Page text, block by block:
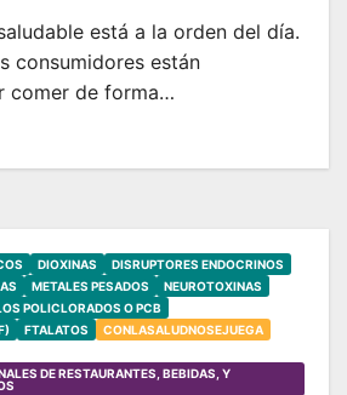
está a la orden del día.
consumidores están
comer de forma…
DIOXINAS
DISRUPTORES ENDOCRINOS
METALES PESADOS
NEUROTOXINAS
POLICLORADOS O PCB
FTALATOS
CONLASALUDNOSEJUEGA
DE RESTAURANTES, BEBIDAS, Y